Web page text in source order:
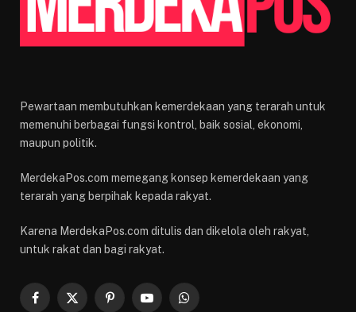
Pewartaan membutuhkan kemerdekaan yang terarah untuk
memenuhi berbagai fungsi kontrol, baik sosial, ekonomi,
maupun politik.
MerdekaPos.com memegang konsep kemerdekaan yang
terarah yang berpihak kepada rakyat.
Karena MerdekaPos.com ditulis dan dikelola oleh rakyat,
untuk rakat dan bagi rakyat.
Facebook
X
PinterestYouTubeWhatsApp